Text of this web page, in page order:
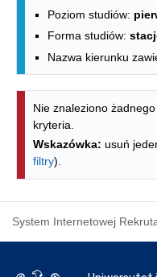
Poziom studiów:
Forma studiów:
Nazwa kierunku
Nie znaleziono
kryteria.
Wskazówka: usuń
filtry).
System Internetowej